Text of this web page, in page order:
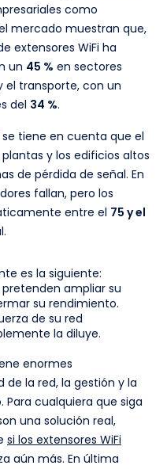
como
mercado muestran que,
extensores WiFi ha
un 45 % en sectores
el transporte, con un
del 34 %.
tiene en cuenta que el
y los edificios altos
de pérdida de señal. En
fallan, pero los
entre el 75 y el
es la siguiente:
ampliar su
su rendimiento.
de su red
la diluye.
enormes
de la red, la gestión y la
Para cualquiera que siga
una solución real,
si los extensores WiFi
aún más. En última